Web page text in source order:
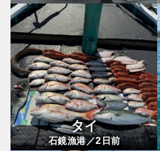
タイ
石鏡漁港／2日前